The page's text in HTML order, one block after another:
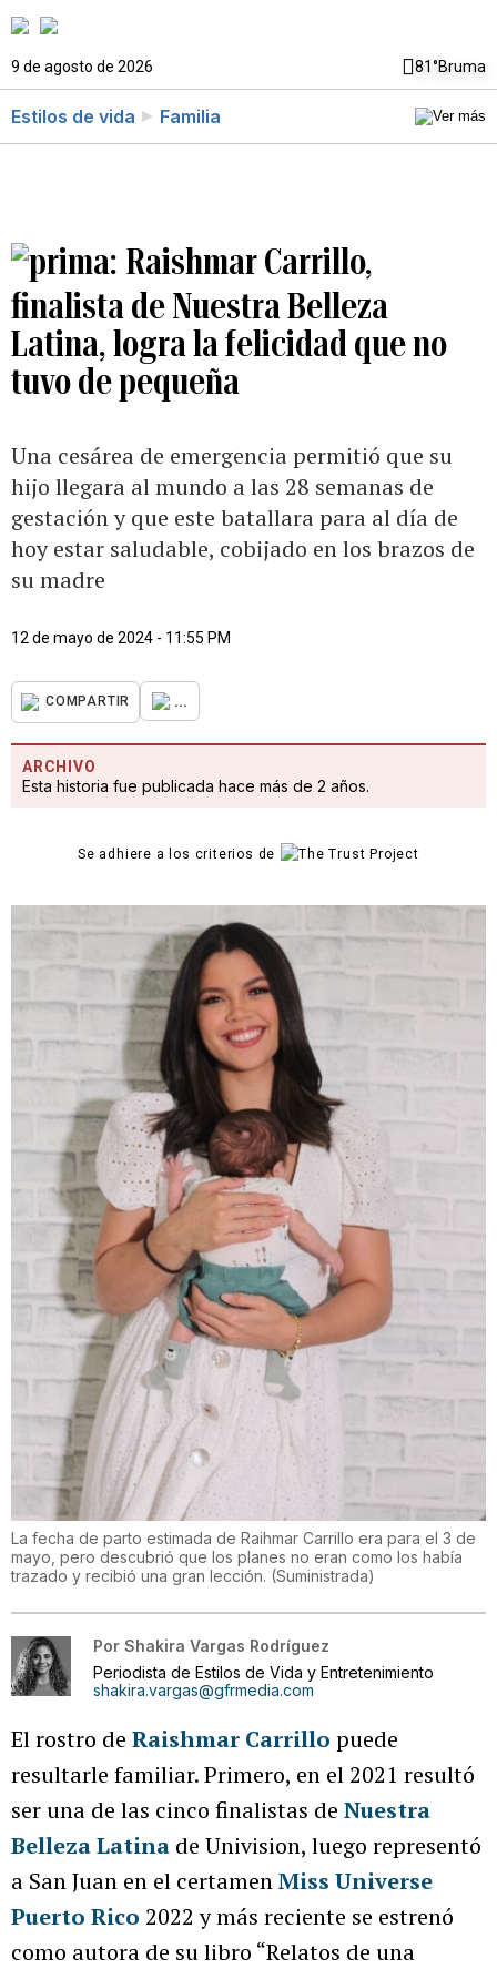
9 de agosto de 2026 81°Bruma
Estilos de vida Familia
Raishmar Carrillo,
finalista de Nuestra Belleza
Latina, logra la felicidad que no
tuvo de pequeña
Una cesárea de emergencia permitió que su
hijo llegara al mundo a las 28 semanas de
gestación y que este batallara para al día de
hoy estar saludable, cobijado en los brazos de
su madre
12 de mayo de 2024 - 11:55 PM
COMPARTIR ...
ARCHIVO
Esta historia fue publicada hace más de 2 años.
Se adhiere a los criterios de
La fecha de parto estimada de Raihmar Carrillo era para el 3 de
mayo, pero descubrió que los planes no eran como los había
trazado y recibió una gran lección. (Suministrada)
Por Shakira Vargas Rodríguez
Periodista de Estilos de Vida y Entretenimiento
shakira.vargas@gfrmedia.com
El rostro de Raishmar Carrillo puede
resultarle familiar. Primero, en el 2021 resultó
ser una de las cinco finalistas de Nuestra
Belleza Latina de Univision, luego representó
a San Juan en el certamenMiss Universe
Puerto Rico 2022 y más reciente se estrenó
como autora de su libro “Relatos de una